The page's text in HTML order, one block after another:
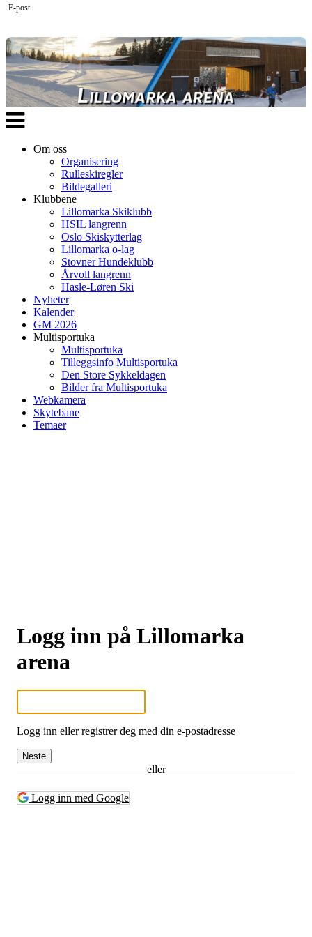
Veksle
navigasjon
Om oss
Organisering
Rulleskiregler
Bildegalleri
Klubbene
Lillomarka Skiklubb
HSIL langrenn
Oslo Skiskytterlag
Lillomarka o-lag
Stovner Hundeklubb
Årvoll langrenn
Hasle-Løren Ski
Nyheter
Kalender
GM 2026
Multisportuka
Multisportuka
Tilleggsinfo Multisportuka
Den Store Sykkeldagen
Bilder fra Multisportuka
Webkamera
Skytebane
Temaer
Logg inn på Lillomarka
arena
E-post
Logg inn eller registrer deg med din e-postadresse
Neste
eller
Logg inn med Google